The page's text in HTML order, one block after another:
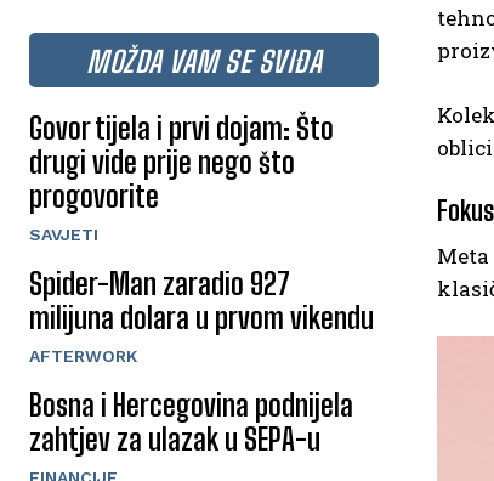
MOŽDA VAM SE SVIĐA
Govor tijela i prvi dojam: Što
drugi vide prije nego što
progovorite
SAVJETI
Spider-Man zaradio 927
milijuna dolara u prvom vikendu
AFTERWORK
Bosna i Hercegovina podnijela
zahtjev za ulazak u SEPA-u